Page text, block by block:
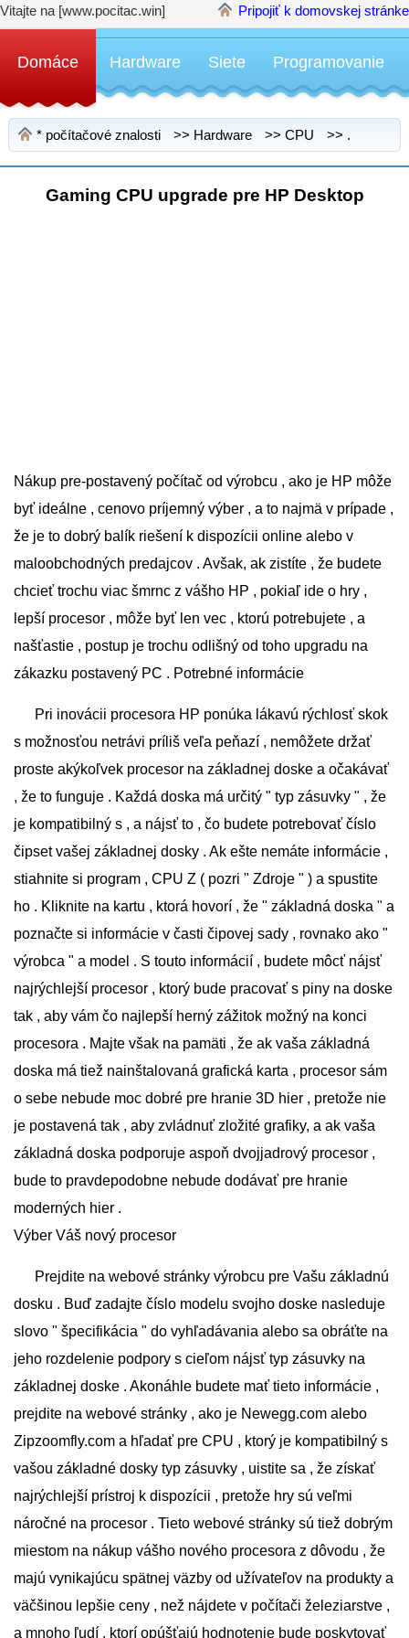
Vitajte na [www.pocitac.win] Pripojiť k domovskej stránke
Domáce Hardware Siete Programovanie
* počítačové znalosti >> Hardware >> CPU >> .
Gaming CPU upgrade pre HP Desktop
Nákup pre-postavený počítač od výrobcu , ako je HP môže
byť ideálne , cenovo príjemný výber , a to najmä v prípade ,
že je to dobrý balík riešení k dispozícii online alebo v
maloobchodných predajcov . Avšak, ak zistíte , že budete
chcieť trochu viac šmrnc z vášho HP , pokiaľ ide o hry ,
lepší procesor , môže byť len vec , ktorú potrebujete , a
našťastie , postup je trochu odlišný od toho upgradu na
zákazku postavený PC . Potrebné informácie
Pri inovácii procesora HP ponúka lákavú rýchlosť skok
s možnosťou netrávi príliš veľa peňazí , nemôžete držať
proste akýkoľvek procesor na základnej doske a očakávať
, že to funguje . Každá doska má určitý " typ zásuvky " , že
je kompatibilný s , a nájsť to , čo budete potrebovať číslo
čipset vašej základnej dosky . Ak ešte nemáte informácie ,
stiahnite si program , CPU Z ( pozri " Zdroje " ) a spustite
ho . Kliknite na kartu , ktorá hovorí , že " základná doska " a
poznačte si informácie v časti čipovej sady , rovnako ako "
výrobca " a model . S touto informácií , budete môcť nájsť
najrýchlejší procesor , ktorý bude pracovať s piny na doske
tak , aby vám čo najlepší herný zážitok možný na konci
procesora . Majte však na pamäti , že ak vaša základná
doska má tiež nainštalovaná grafická karta , procesor sám
o sebe nebude moc dobré pre hranie 3D hier , pretože nie
je postavená tak , aby zvládnuť zložité grafiky, a ak vaša
základná doska podporuje aspoň dvojjadrový procesor ,
bude to pravdepodobne nebude dodávať pre hranie
moderných hier .
Výber Váš nový procesor
Prejdite na webové stránky výrobcu pre Vašu základnú
dosku . Buď zadajte číslo modelu svojho doske nasleduje
slovo " špecifikácia " do vyhľadávania alebo sa obráťte na
jeho rozdelenie podpory s cieľom nájsť typ zásuvky na
základnej doske . Akonáhle budete mať tieto informácie ,
prejdite na webové stránky , ako je Newegg.com alebo
Zipzoomfly.com a hľadať pre CPU , ktorý je kompatibilný s
vašou základné dosky typ zásuvky , uistite sa , že získať
najrýchlejší prístroj k dispozícii , pretože hry sú veľmi
náročné na procesor . Tieto webové stránky sú tiež dobrým
miestom na nákup vášho nového procesora z dôvodu , že
majú vynikajúcu spätnej väzby od užívateľov na produkty a
väčšinou lepšie ceny , než nájdete v počítači železiarstve ,
a mnoho ľudí , ktorí opúšťajú hodnotenie bude poskytovať